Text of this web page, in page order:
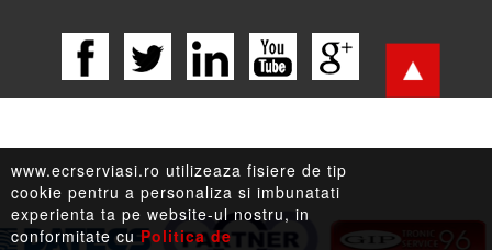
www.ecrserviasi.ro utilizeaza fisiere de tip
cookie pentru a personaliza si imbunatati
experienta ta pe website-ul nostru, in
conformitate cuPolitica de